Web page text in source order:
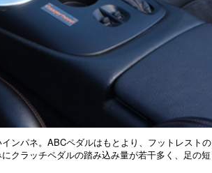
ンパネ。ABCペダルはもとより、フットレストの
クラッチペダルの踏み込み量が若干多く、足の短